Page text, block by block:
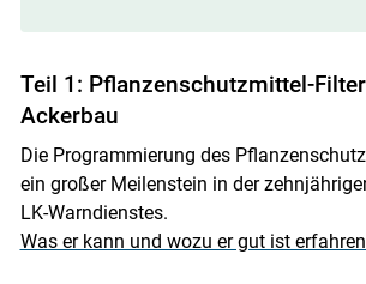
Teil 1: Pflanzenschutzmittel-
Ackerbau
Die Programmierung des
ein großer Meilenstein in der
LK-Warndienstes.
Was er kann und wozu er gut ist